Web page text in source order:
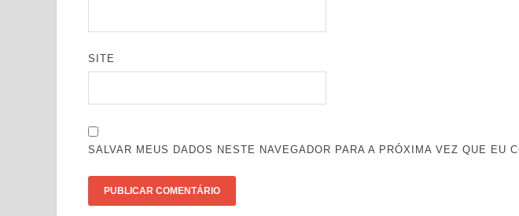
SITE
SALVAR MEUS DADOS NESTE NAVEGADOR PARA A PRÓXIMA VEZ QUE EU